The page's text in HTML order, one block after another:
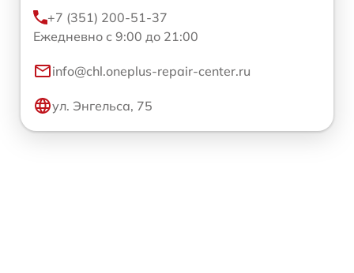
+7 (351) 200-51-37
Ежедневно с 9:00 до 21:00
info@chl.oneplus-repair-center.ru
ул. Энгельса, 75